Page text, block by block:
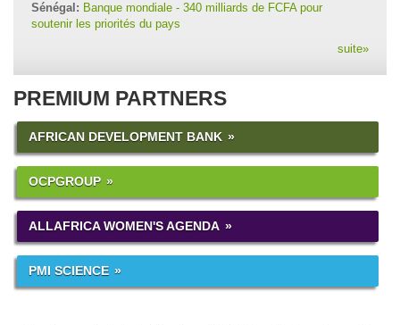
Sénégal: Banque mondiale - 340 milliards de FCFA pour
soutenir les priorités du pays
suite»
PREMIUM PARTNERS
AFRICAN DEVELOPMENT BANK
OCPGROUP
ALLAFRICA WOMEN'S AGENDA
PMI SCIENCE